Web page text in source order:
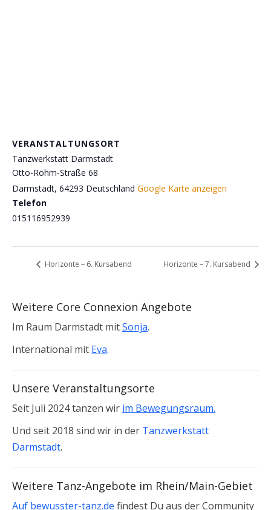
VERANSTALTUNGSORT
Tanzwerkstatt Darmstadt
Otto-Röhm-Straße 68
Darmstadt, 64293 Deutschland Google Karte anzeigen
Telefon
015116952939
Horizonte – 6. Kursabend Horizonte – 7. Kursabend
Weitere Core Connexion Angebote
Im Raum Darmstadt mitSonja.
International mit Eva.
Unsere Veranstaltungsorte
Seit Juli 2024 tanzen wir im Bewegungsraum.
Und seit 2018 sind wir in der Tanzwerkstatt
Darmstadt.
Weitere Tanz-Angebote im Rhein/Main-Gebiet
Auf bewusster-tanz.de findest Du aus der Community